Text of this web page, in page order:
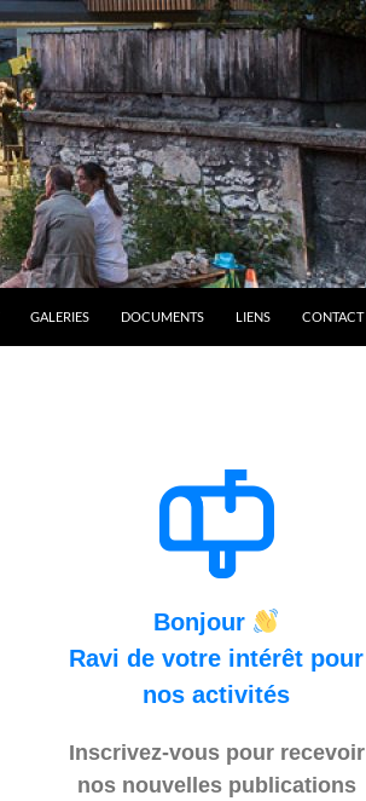
GALERIES DOCUMENTS LIENS CONTACT
Bonjour
Ravi de votre intérêt pour
nos activités
Inscrivez-vous pour recevoir
nos nouvelles publications